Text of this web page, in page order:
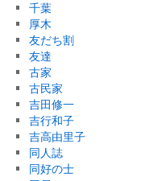
千葉
厚木
友だち割
友達
古家
古民家
吉田修一
吉行和子
吉高由里子
同人誌
同好の士